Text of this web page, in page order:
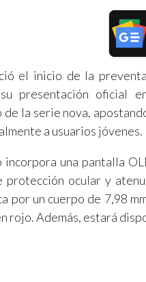
el inicio de la
presentación oficial
la serie nova,
a usuarios jóvenes.
una pantalla
protección ocular y
por un cuerpo de 7,98
rojo. Además, estará